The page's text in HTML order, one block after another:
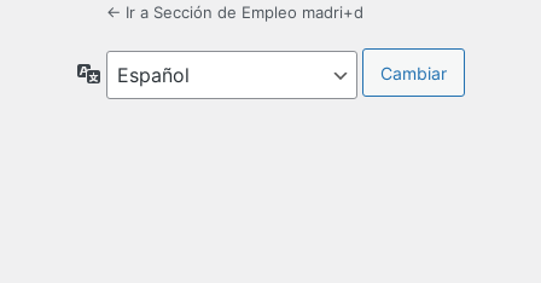
← Ir a Sección de Empleo madri+d
Idioma